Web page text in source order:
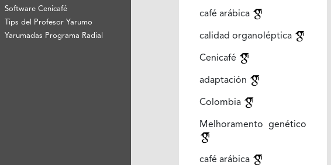
Software Cenicafé
Tips del Profesor Yarumo
Yarumadas Programa Radial
café arábica
calidad organoléptica
Cenicafé
adaptación
Colombia
Melhoramento genético
café arábica